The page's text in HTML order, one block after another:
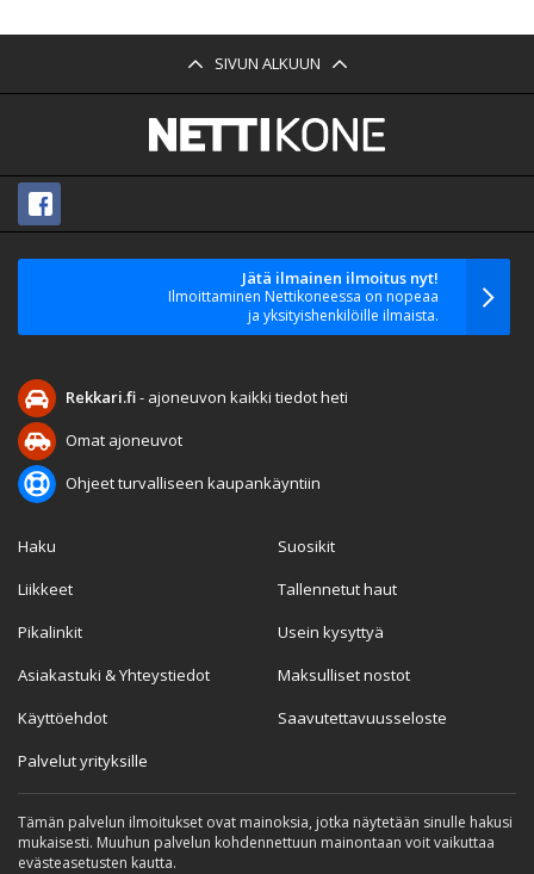
SIVUN ALKUUN
Jätä ilmainen ilmoitus nyt!
Ilmoittaminen Nettikoneessa on nopeaa
ja yksityishenkilöille ilmaista.
Rekkari.fi- ajoneuvon kaikki tiedot heti
Omat ajoneuvot
Ohjeet turvalliseen kaupankäyntiin
Haku
Liikkeet
Pikalinkit
Asiakastuki & Yhteystiedot
Käyttöehdot
Palvelut yrityksille
Suosikit
Tallennetut haut
Usein kysyttyä
Maksulliset nostot
Saavutettavuusseloste
Tämän palvelun ilmoitukset ovat mainoksia, jotka näytetään sinulle hakusi
mukaisesti. Muuhun palvelun kohdennettuun mainontaan voit vaikuttaa
evästeasetusten kautta.